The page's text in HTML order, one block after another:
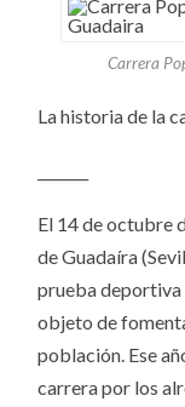
Carrera
La historia de la
El 14 de octubre
de Guadaíra
prueba deportiva
objeto de
población. Ese
carrera por los